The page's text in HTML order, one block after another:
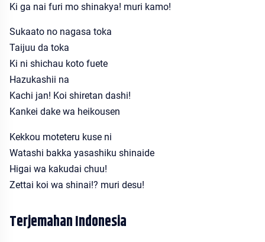
Ki ga nai furi mo shinakya! muri kamo!
Sukaato no nagasa toka
Taijuu da toka
Ki ni shichau koto fuete
Hazukashii na
Kachi jan! Koi shiretan dashi!
Kankei dake wa heikousen
Kekkou moteteru kuse ni
Watashi bakka yasashiku shinaide
Higai wa kakudai chuu!
Zettai koi wa shinai!? muri desu!
Terjemahan Indonesia